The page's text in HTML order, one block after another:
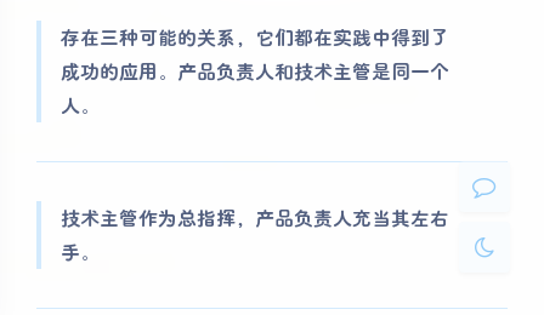
Sans Serif
浅阴影 深阴影
存在三种可能的关系，它们都在实践中得到了
成功的应用。产品负责人和技术主管是同一个
人。
技术主管作为总指挥，产品负责人充当其左右
手。